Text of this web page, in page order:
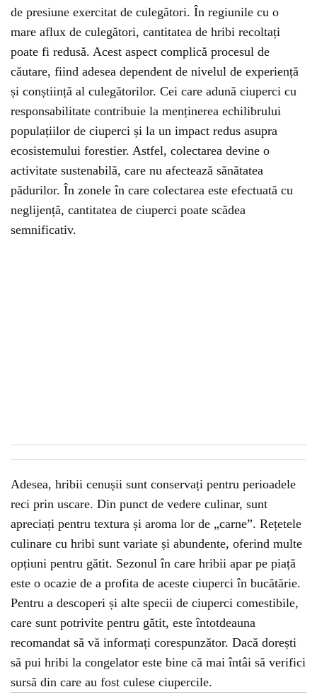
de presiune exercitat de culegători. În regiunile cu o
mare aflux de culegători, cantitatea de hribi recoltați
poate fi redusă. Acest aspect complică procesul de
căutare, fiind adesea dependent de nivelul de experiență
și conștiință al culegătorilor. Cei care adună ciuperci cu
responsabilitate contribuie la menținerea echilibrului
populațiilor de ciuperci și la un impact redus asupra
ecosistemului forestier. Astfel, colectarea devine o
activitate sustenabilă, care nu afectează sănătatea
pădurilor. În zonele în care colectarea este efectuată cu
neglijență, cantitatea de ciuperci poate scădea
semnificativ.
Adesea, hribii cenușii sunt conservați pentru perioadele
reci prin uscare. Din punct de vedere culinar, sunt
apreciați pentru textura și aroma lor de „carne”. Rețetele
culinare cu hribi sunt variate și abundente, oferind multe
opțiuni pentru gătit. Sezonul în care hribii apar pe piață
este o ocazie de a profita de aceste ciuperci în bucătărie.
Pentru a descoperi și alte specii de ciuperci comestibile,
care sunt potrivite pentru gătit, este întotdeauna
recomandat să vă informați corespunzător. Dacă dorești
să pui hribi la congelator este bine că mai întâi să verifici
sursă din care au fost culese ciupercile.